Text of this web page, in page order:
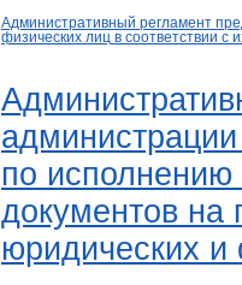
Административный регламент
физических лиц в соответствии с
по
документов на
юридических и